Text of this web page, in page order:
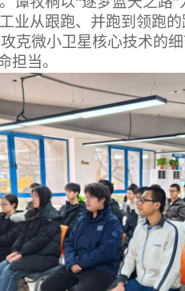
业从跟跑、并跑到领跑
克微小卫星核心技术的
担当。